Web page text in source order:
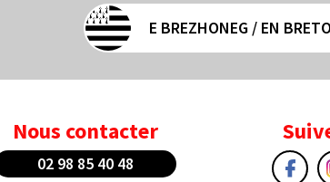
E BREZHONEG / EN
Nous contacter
02 98 85 40 48